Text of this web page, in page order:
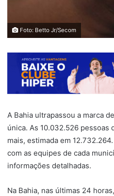
Foto: Betto Jr/Secom
A Bahia ultrapassou a marca
única. As 10.032.526 pessoas
mais, estimada em
com as equipes de cada
informações detalhadas.
Na Bahia, nas últimas 24